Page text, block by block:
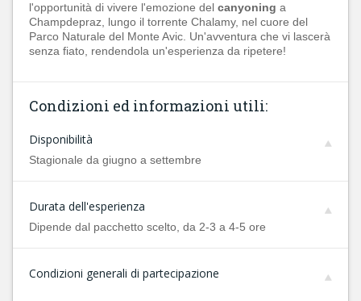
l'opportunità di vivere l'emozione del canyoning a
Champdepraz, lungo il torrente Chalamy, nel cuore del
Parco Naturale del Monte Avic. Un'avventura che vi lascerà
senza fiato, rendendola un'esperienza da ripetere!
Condizioni ed informazioni utili:
Disponibilità
Stagionale da giugno a settembre
Durata dell'esperienza
Dipende dal pacchetto scelto, da 2-3 a 4-5 ore
Condizioni generali di partecipazione